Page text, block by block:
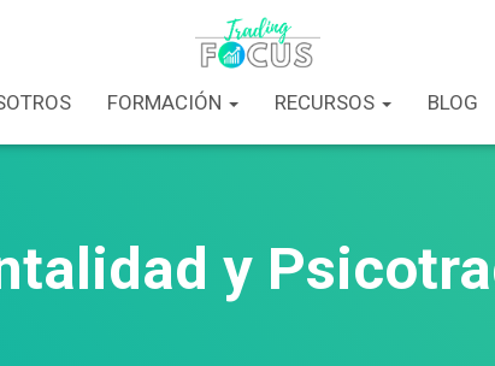
FORMACIÓN RECURSOS BLOG
y